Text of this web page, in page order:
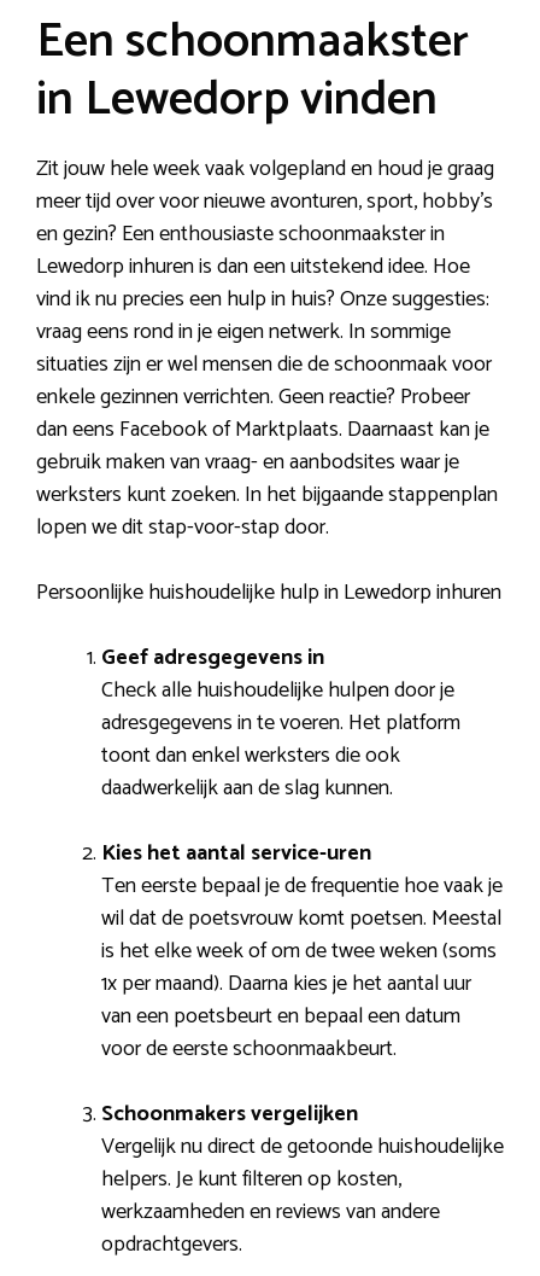
Een schoonmaakster
in Lewedorp vinden
Zit jouw hele week vaak volgepland en houd je graag
meer tijd over voor nieuwe avonturen, sport, hobby’s
en gezin? Een enthousiaste schoonmaakster in
Lewedorp inhuren is dan een uitstekend idee. Hoe
vind ik nu precies een hulp in huis? Onze suggesties:
vraag eens rond in je eigen netwerk. In sommige
situaties zijn er wel mensen die de schoonmaak voor
enkele gezinnen verrichten. Geen reactie? Probeer
dan eens Facebook of Marktplaats. Daarnaast kan je
gebruik maken van vraag- en aanbodsites waar je
werksters kunt zoeken. In het bijgaande stappenplan
lopen we dit stap-voor-stap door.
Persoonlijke huishoudelijke hulp in Lewedorp inhuren
Geef adresgegevens in
Check alle huishoudelijke hulpen door je
adresgegevens in te voeren. Het platform
toont dan enkel werksters die ook
daadwerkelijk aan de slag kunnen.
Kies het aantal service-uren
Ten eerste bepaal je de frequentie hoe vaak je
wil dat de poetsvrouw komt poetsen. Meestal
is het elke week of om de twee weken (soms
1x per maand). Daarna kies je het aantal uur
van een poetsbeurt en bepaal een datum
voor de eerste schoonmaakbeurt.
Schoonmakers vergelijken
Vergelijk nu direct de getoonde huishoudelijke
helpers. Je kunt filteren op kosten,
werkzaamheden en reviews van andere
opdrachtgevers.